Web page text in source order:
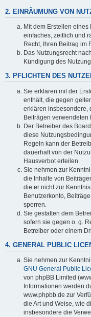
2. EINRÄUMUNG VON
Mit dem Erstellen
einfaches, zeitlich und
Recht, Ihren Beitrag im
Das Nutzungsrecht
Kündigung des
3. PFLICHTEN DES
Sie erklären mit der
enthält, die gegen
erklären insbesondere,
Beiträgen verwendeten
Der Betreiber des
diese
Regeln kann der
dauerhaft von der
Hausverbot erteilen.
Sie nehmen zur
die Inhalte von
die er nicht zur
Benutzerkonto,
sperren.
Sie gestatten dem
sofern sie gegen o. g.
Betreiber oder einem
4. GENERAL PUBLIC
Sie nehmen zur
GNU General Public
von phpBB Limited
Informationen werden
www.phpbb.de zur
die Art und Weise, wie
insbesondere die